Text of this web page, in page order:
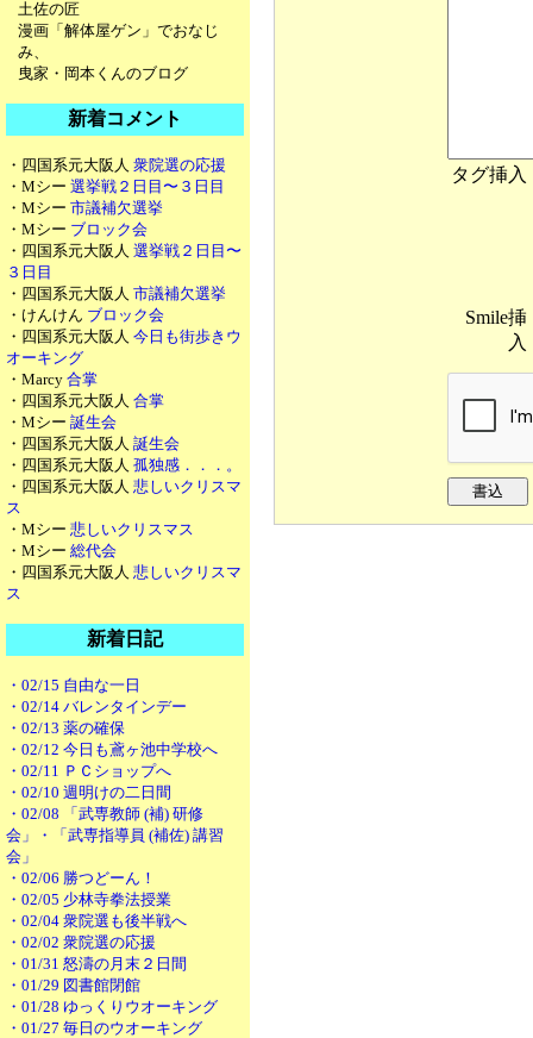
土佐の匠
漫画「解体屋ゲン」でおなじ
み、
曳家・岡本くんのブログ
新着コメント
・四国系元大阪人 衆院選の応援
・Mシー 選挙戦２日目〜３日目
・Mシー 市議補欠選挙
・Mシー ブロック会
・四国系元大阪人 選挙戦２日目〜
３日目
・四国系元大阪人 市議補欠選挙
・けんけん ブロック会
・四国系元大阪人 今日も街歩きウ
オーキング
・Marcy 合掌
・四国系元大阪人 合掌
・Mシー 誕生会
・四国系元大阪人 誕生会
・四国系元大阪人 孤独感．．．。
・四国系元大阪人 悲しいクリスマ
ス
・Mシー 悲しいクリスマス
・Mシー 総代会
・四国系元大阪人 悲しいクリスマ
ス
新着日記
・02/15 自由な一日
・02/14 バレンタインデー
・02/13 薬の確保
・02/12 今日も鳶ヶ池中学校へ
・02/11 ＰＣショップへ
・02/10 週明けの二日間
・02/08 「武専教師 (補) 研修
会」・「武専指導員 (補佐) 講習
会」
・02/06 勝つどーん！
・02/05 少林寺拳法授業
・02/04 衆院選も後半戦へ
・02/02 衆院選の応援
・01/31 怒濤の月末２日間
・01/29 図書館閉館
・01/28 ゆっくりウオーキング
・01/27 毎日のウオーキング
タグ挿入
Smile挿
入